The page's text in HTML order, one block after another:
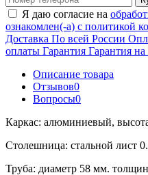
Я даю согласие на
ознакомлен(-а) с политикой
Доставка По всей России
оплаты Гарантия Гарантия
Описание товара
Отзывов0
Вопросы0
Каркас: алюминиевый,
Столешница: стальной лист
Труба: диаметр 58 мм.